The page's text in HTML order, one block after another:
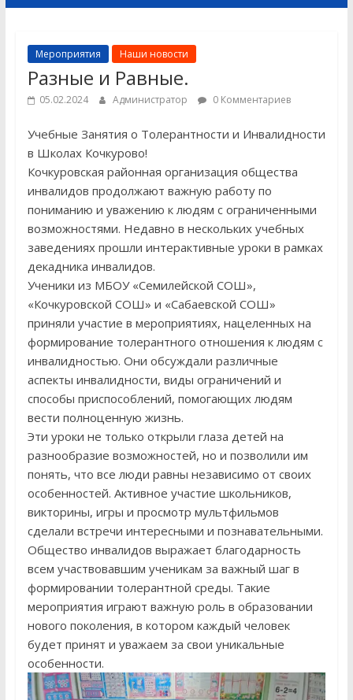
Мероприятия Наши новости
Разные и Равные.
05.02.2024 Администратор 0 Комментариев
Учебные Занятия о Толерантности и Инвалидности
в Школах Кочкурово!
Кочкуровская районная организация общества
инвалидов продолжают важную работу по
пониманию и уважению к людям с ограниченными
возможностями. Недавно в нескольких учебных
заведениях прошли интерактивные уроки в рамках
декадника инвалидов.
Ученики из МБОУ «Семилейской СОШ»,
«Кочкуровской СОШ» и «Сабаевской СОШ»
приняли участие в мероприятиях, нацеленных на
формирование толерантного отношения к людям с
инвалидностью. Они обсуждали различные
аспекты инвалидности, виды ограничений и
способы приспособлений, помогающих людям
вести полноценную жизнь.
Эти уроки не только открыли глаза детей на
разнообразие возможностей, но и позволили им
понять, что все люди равны независимо от своих
особенностей. Активное участие школьников,
викторины, игры и просмотр мультфильмов
сделали встречи интересными и познавательными.
Общество инвалидов выражает благодарность
всем участвовавшим ученикам за важный шаг в
формировании толерантной среды. Такие
мероприятия играют важную роль в образовании
нового поколения, в котором каждый человек
будет принят и уважаем за свои уникальные
особенности.